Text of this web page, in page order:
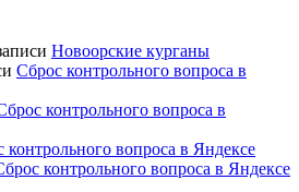
Новоорские курганы
Сброс контрольного вопроса в
контрольного вопроса в
контрольного вопроса в Яндексе
контрольного вопроса в Яндексе